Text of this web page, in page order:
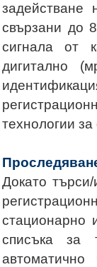
свързани до
сигнала от
дигитално
технологии
Докато
стационарно
списъка за